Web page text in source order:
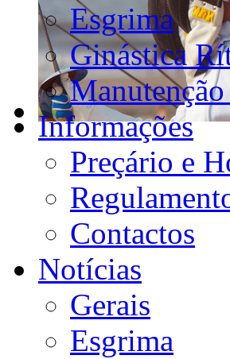
Esgrima
Ginástica
Informações
Preçário e
Contactos
Notícias
Gerais
Esgrima